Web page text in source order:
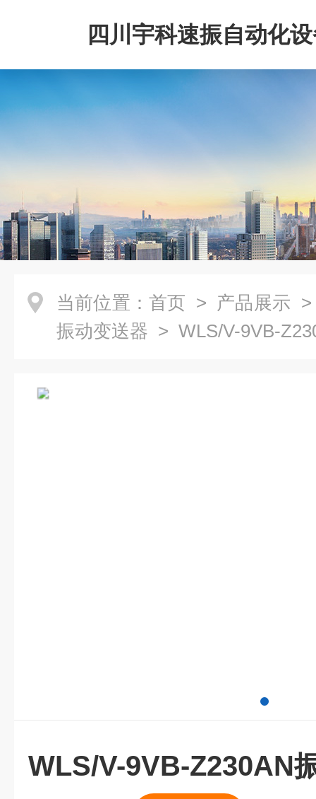
四川宇科速振自动化
公司
当前位置： 首页 > 产品展示
振动变送器 > WLS/V-9VB-
WLS/V-9VB-Z230AN